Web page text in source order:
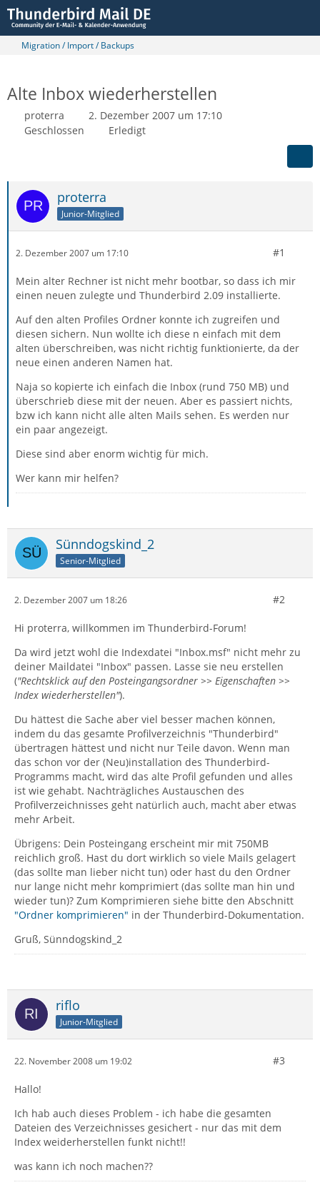
Migration / Import / Backups
Alte Inbox wiederherstellen
proterra
2. Dezember 2007 um 17:10
Geschlossen
Erledigt
proterra
Junior-Mitglied
2. Dezember 2007 um 17:10 #1
Mein alter Rechner ist nicht mehr bootbar, so dass ich mir
einen neuen zulegte und Thunderbird 2.09 installierte.
Auf den alten Profiles Ordner konnte ich zugreifen und
diesen sichern. Nun wollte ich diese n einfach mit dem
alten überschreiben, was nicht richtig funktionierte, da der
neue einen anderen Namen hat.
Naja so kopierte ich einfach die Inbox (rund 750 MB) und
überschrieb diese mit der neuen. Aber es passiert nichts,
bzw ich kann nicht alle alten Mails sehen. Es werden nur
ein paar angezeigt.
Diese sind aber enorm wichtig für mich.
Wer kann mir helfen?
Sünndogskind_2
Senior-Mitglied
2. Dezember 2007 um 18:26 #2
Hi proterra, willkommen im Thunderbird-Forum!
Da wird jetzt wohl die Indexdatei "Inbox.msf" nicht mehr zu
deiner Maildatei "Inbox" passen. Lasse sie neu erstellen
("Rechtsklick auf den Posteingangsordner >> Eigenschaften >>
Index wiederherstellen").
Du hättest die Sache aber viel besser machen können,
indem du das gesamte Profilverzeichnis "Thunderbird"
übertragen hättest und nicht nur Teile davon. Wenn man
das schon vor der (Neu)installation des Thunderbird-
Programms macht, wird das alte Profil gefunden und alles
ist wie gehabt. Nachträgliches Austauschen des
Profilverzeichnisses geht natürlich auch, macht aber etwas
mehr Arbeit.
Übrigens: Dein Posteingang erscheint mir mit 750MB
reichlich groß. Hast du dort wirklich so viele Mails gelagert
(das sollte man lieber nicht tun) oder hast du den Ordner
nur lange nicht mehr komprimiert (das sollte man hin und
wieder tun)? Zum Komprimieren siehe bitte den Abschnitt
"Ordner komprimieren" in der Thunderbird-Dokumentation.
Gruß, Sünndogskind_2
riflo
Junior-Mitglied
22. November 2008 um 19:02 #3
Hallo!
Ich hab auch dieses Problem - ich habe die gesamten
Dateien des Verzeichnisses gesichert - nur das mit dem
Index weiderherstellen funkt nicht!!
was kann ich noch machen??